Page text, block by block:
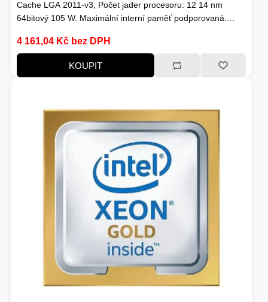
Cache LGA 2011-v3, Počet jader procesoru: 12 14 nm
64bitový 105 W. Maximální interní paměť podporovaná.
4 161,04 Kč bez DPH
KOUPIT